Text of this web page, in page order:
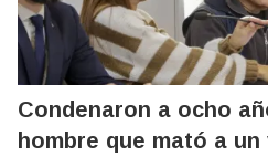
Condenaron a ocho
hombre que mató a un